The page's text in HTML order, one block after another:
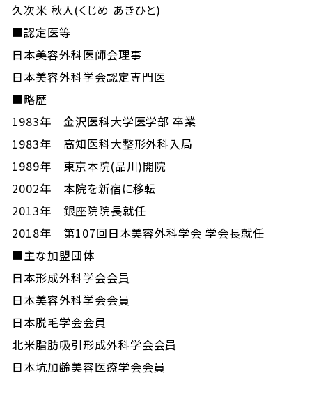
久次米 秋人(くじめ あきひと)
■認定医等
日本美容外科医師会理事
日本美容外科学会認定専門医
■略歴
1983年 金沢医科大学医学部 卒業
1983年 高知医科大整形外科入局
1989年 東京本院(品川)開院
2002年 本院を新宿に移転
2013年 銀座院院長就任
2018年 第107回日本美容外科学会 学会長就任
■主な加盟団体
日本形成外科学会会員
日本美容外科学会会員
日本脱毛学会会員
北米脂肪吸引形成外科学会会員
日本坑加齢美容医療学会会員